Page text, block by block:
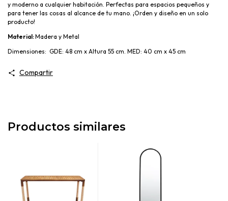
y moderno a cualquier habitación. Perfectas para espacios pequeños y
para tener las cosas al alcance de tu mano. ¡Orden y diseño en un solo
producto!
Material:Madera y Metal
Dimensiones: GDE: 48 cm x Altura 55 cm. MED: 40 cm x 45 cm
Compartir
Productos similares